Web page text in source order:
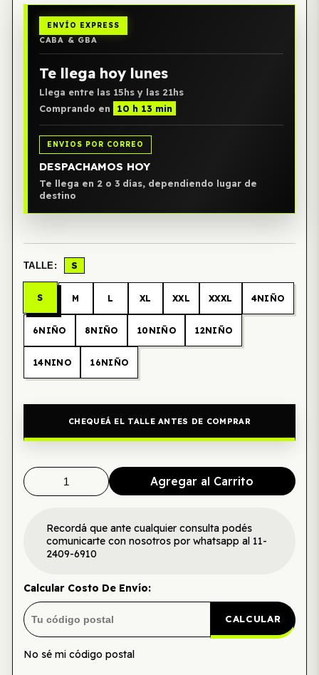
ENVÍO EXPRESS
CABA & GBA
Te llega hoy lunes
Llega entre las 15hs y las 21hs
Comprando en
10 h 13 min
ENVIOS POR CORREO
DESPACHAMOS HOY
Te llega en 2 o 3 días, dependiendo lugar de
destino
TALLE: S
S M L XL XXL XXXL 4NIÑO
6NIÑO 8NIÑO 10NIÑO 12NIÑO
14NINO 16NIÑO
CHEQUEÁ EL TALLE ANTES DE COMPRAR
Agregar al Carrito
Recordá que ante cualquier consulta podés
comunicarte con nosotros por whatsapp al 11-
2409-6910
Calcular Costo De Envío:
CALCULAR
No sé mi código postal